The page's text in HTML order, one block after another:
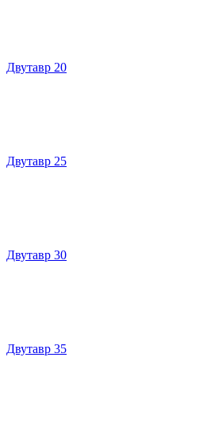
Двутавр 20
Двутавр 25
Двутавр 30
Двутавр 35